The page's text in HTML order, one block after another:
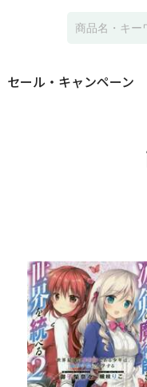
セール・キャンペーン